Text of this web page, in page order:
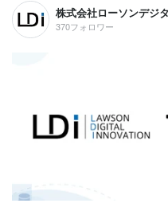
株式会社ローソンデジ
370フォロワー